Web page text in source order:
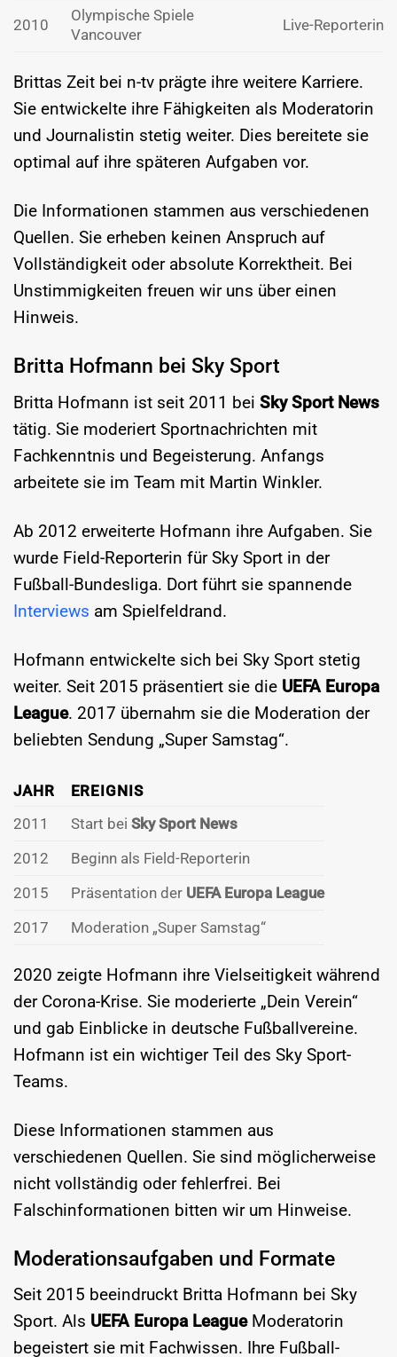
2010
Olympische Spiele
Vancouver
Live-Reporterin
Brittas Zeit bei n-tv prägte ihre weitere Karriere.
Sie entwickelte ihre Fähigkeiten als Moderatorin
und Journalistin stetig weiter. Dies bereitete sie
optimal auf ihre späteren Aufgaben vor.
Die Informationen stammen aus verschiedenen
Quellen. Sie erheben keinen Anspruch auf
Vollständigkeit oder absolute Korrektheit. Bei
Unstimmigkeiten freuen wir uns über einen
Hinweis.
Britta Hofmann bei Sky Sport
Britta Hofmann ist seit 2011 bei Sky Sport News
tätig. Sie moderiert Sportnachrichten mit
Fachkenntnis und Begeisterung. Anfangs
arbeitete sie im Team mit Martin Winkler.
Ab 2012 erweiterte Hofmann ihre Aufgaben. Sie
wurde Field-Reporterin für Sky Sport in der
Fußball-Bundesliga. Dort führt sie spannende
Interviews am Spielfeldrand.
Hofmann entwickelte sich bei Sky Sport stetig
weiter. Seit 2015 präsentiert sie die UEFA Europa
League. 2017 übernahm sie die Moderation der
beliebten Sendung „Super Samstag“.
JAHR
EREIGNIS
2011
Start bei Sky Sport News
2012
Beginn als Field-Reporterin
2015
Präsentation der UEFA Europa League
2017
Moderation „Super Samstag“
2020 zeigte Hofmann ihre Vielseitigkeit während
der Corona-Krise. Sie moderierte „Dein Verein“
und gab Einblicke in deutsche Fußballvereine.
Hofmann ist ein wichtiger Teil des Sky Sport-
Teams.
Diese Informationen stammen aus
verschiedenen Quellen. Sie sind möglicherweise
nicht vollständig oder fehlerfrei. Bei
Falschinformationen bitten wir um Hinweise.
Moderationsaufgaben und Formate
Seit 2015 beeindruckt Britta Hofmann bei Sky
Sport. Als UEFA Europa LeagueModeratorin
begeistert sie mit Fachwissen. Ihre Fußball-